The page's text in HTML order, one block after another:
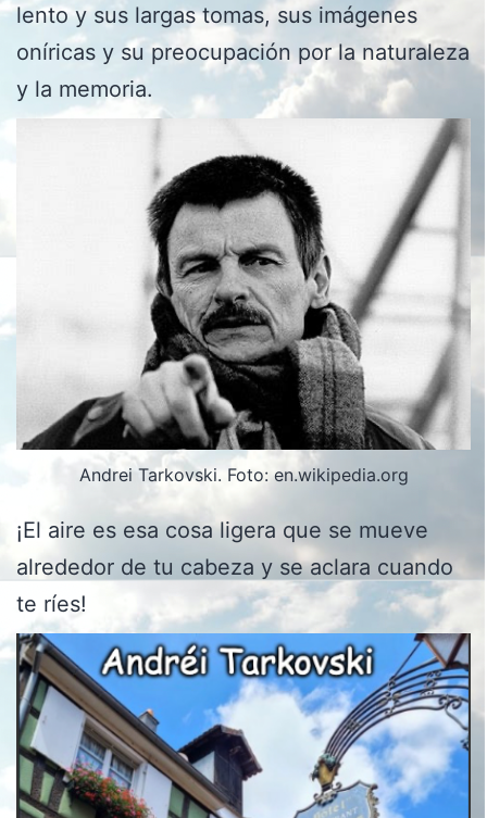
lento y sus largas tomas, sus imágenes
oníricas y su preocupación por la naturaleza
y la memoria.
Andrei Tarkovski. Foto: en.wikipedia.org
¡El aire es esa cosa ligera que se mueve
alrededor de tu cabeza y se aclara cuando
te ríes!